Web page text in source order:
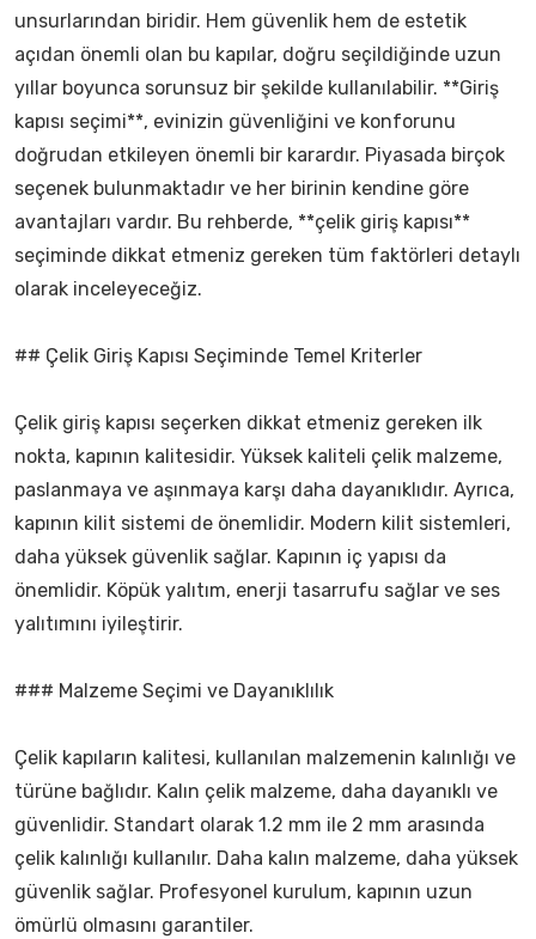
unsurlarından biridir. Hem güvenlik hem de estetik
açıdan önemli olan bu kapılar, doğru seçildiğinde uzun
yıllar boyunca sorunsuz bir şekilde kullanılabilir. **Giriş
kapısı seçimi**, evinizin güvenliğini ve konforunu
doğrudan etkileyen önemli bir karardır. Piyasada birçok
seçenek bulunmaktadır ve her birinin kendine göre
avantajları vardır. Bu rehberde, **çelik giriş kapısı**
seçiminde dikkat etmeniz gereken tüm faktörleri detaylı
olarak inceleyeceğiz.
## Çelik Giriş Kapısı Seçiminde Temel Kriterler
Çelik giriş kapısı seçerken dikkat etmeniz gereken ilk
nokta, kapının kalitesidir. Yüksek kaliteli çelik malzeme,
paslanmaya ve aşınmaya karşı daha dayanıklıdır. Ayrıca,
kapının kilit sistemi de önemlidir. Modern kilit sistemleri,
daha yüksek güvenlik sağlar. Kapının iç yapısı da
önemlidir. Köpük yalıtım, enerji tasarrufu sağlar ve ses
yalıtımını iyileştirir.
### Malzeme Seçimi ve Dayanıklılık
Çelik kapıların kalitesi, kullanılan malzemenin kalınlığı ve
türüne bağlıdır. Kalın çelik malzeme, daha dayanıklı ve
güvenlidir. Standart olarak 1.2 mm ile 2 mm arasında
çelik kalınlığı kullanılır. Daha kalın malzeme, daha yüksek
güvenlik sağlar. Profesyonel kurulum, kapının uzun
ömürlü olmasını garantiler.